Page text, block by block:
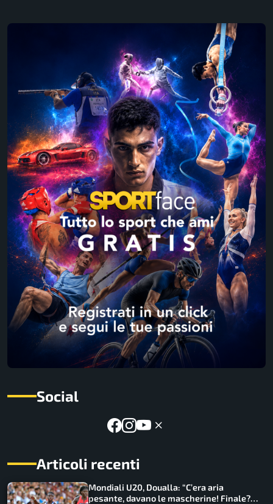
Social
Articoli recenti
Mondiali U20, Doualla: “C’era aria
pesante, davano le mascherine! Finale?